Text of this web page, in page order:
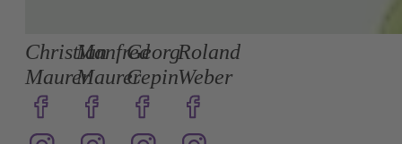
Christian
Maurer
Manfred
Maurer
Georg
Cepin
Roland
Weber